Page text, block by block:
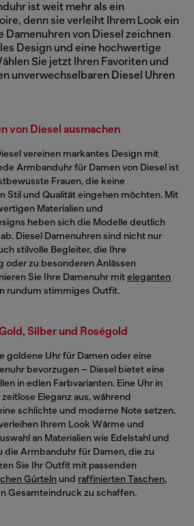
ist weit mehr als ein
denn sie verleiht Ihrem Look ein
Damenuhren von Diesel zeichnen
Design und eine hochwertige
Sie jetzt Ihren Favoriten und
unverwechselbaren Diesel Uhren
von Diesel ausmachen
vereinen markantes Design mit
Armbanduhr für Damen von Diesel ist
Frauen, die keine
Stil und Qualität eingehen möchten. Mit
Materialien und
heben sich die Modelle deutlich
Diesel Damenuhren sind nicht nur
stilvolle Begleiter, die Ihre
oder zu besonderen Anlässen
Sie Ihre Damenuhr miteleganten
rundum stimmiges Outfit.
Silber und Roségold
goldene Uhr für Damen oder eine
bevorzugen – Diesel bietet eine
in edlen Farbvarianten. Eine Uhr in
Eleganz aus, während
schlichte und moderne Note setzen.
Ihrem Look Wärme und
an Materialien wie Edelstahl und
die Armbanduhr für Damen, die zu
Sie Ihr Outfit mit passenden
Gürtelnund raffinierten Taschen,
Gesamteindruck zu schaffen.